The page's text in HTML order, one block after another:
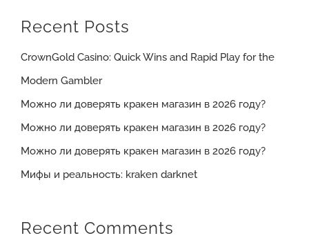
Recent Posts
CrownGold Casino: Quick Wins and Rapid Play for the
Modern Gambler
Можно ли доверять кракен магазин в 2026 году?
Можно ли доверять кракен магазин в 2026 году?
Можно ли доверять кракен магазин в 2026 году?
Мифы и реальность: kraken darknet
Recent Comments